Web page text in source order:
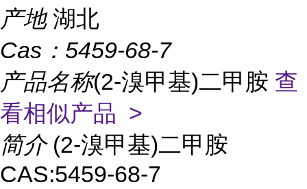
产地 湖北
Cas： 5459-68-7
产品名称(2-溴甲基)二甲胺 查
看相似产品 >
简介 (2-溴甲基)二甲胺
CAS:5459-68-7